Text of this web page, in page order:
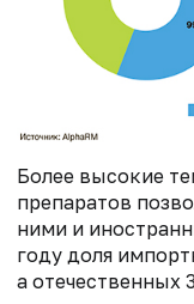
Более высокие
препаратов
ними и
году доля
а отечественных